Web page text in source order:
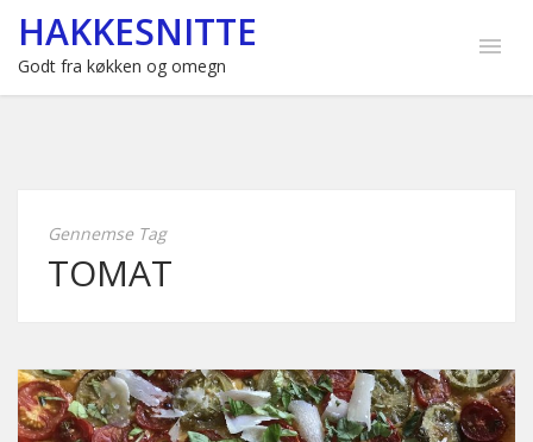
HAKKESNITTE
Godt fra køkken og omegn
Gennemse Tag
TOMAT